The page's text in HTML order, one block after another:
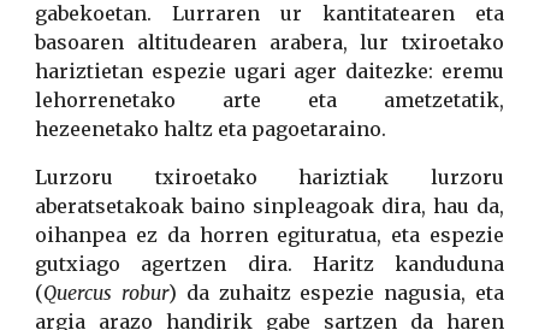
gabekoetan. Lurraren ur kantitatearen eta
basoaren altitudearen arabera, lur txiroetako
hariztietan espezie ugari ager daitezke: eremu
lehorrenetako arte eta ametzetatik,
hezeenetako haltz eta pagoetaraino.
Lurzoru txiroetako hariztiak lurzoru
aberatsetakoak baino sinpleagoak dira, hau da,
oihanpea ez da horren egituratua, eta espezie
gutxiago agertzen dira. Haritz kanduduna
(Quercus robur) da zuhaitz espezie nagusia, eta
argia arazo handirik gabe sartzen da haren